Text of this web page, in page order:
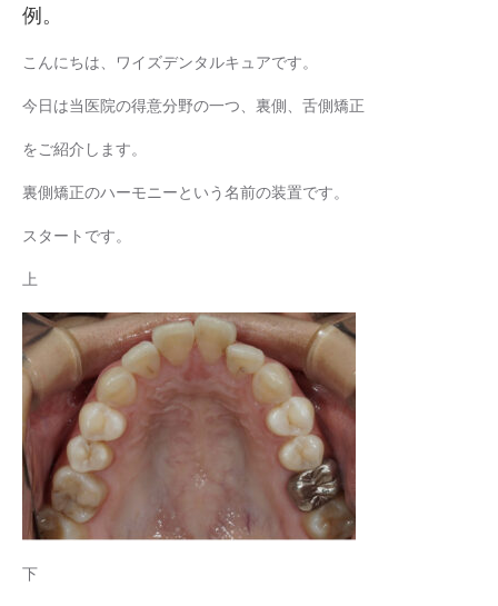
例。
こんにちは、ワイズデンタルキュアです。
今日は当医院の得意分野の一つ、裏側、舌側矯正
をご紹介します。
裏側矯正のハーモニーという名前の装置です。
スタートです。
上
下